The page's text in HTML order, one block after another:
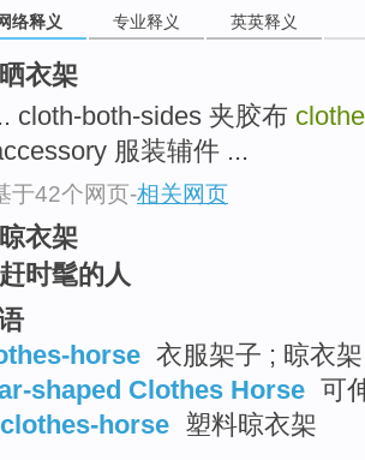
络释义 专业释义 英英释义
晒衣架
cloth-both-sides 夹胶布
服装辅件 ...
于42个网页-相关网页
晾衣架
赶时髦的人
horse 衣服架子 ; 晾衣架
shaped Clothes Horse 可
horse 塑料晾衣架